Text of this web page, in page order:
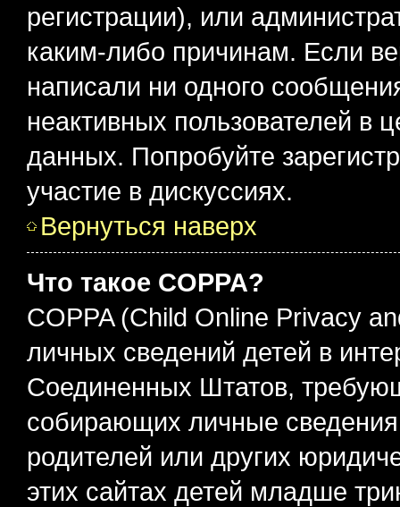
регистрации), или
каким-либо причинам. Если
написали ни одного
неактивных пользователей в
данных. Попробуйте
участие в дискуссиях.
Вернуться наверх
Что такое COPPA?
COPPA (Child Online Privacy
личных сведений детей в
Соединенных Штатов,
собирающих личные
родителей или других
этих сайтах детей младше